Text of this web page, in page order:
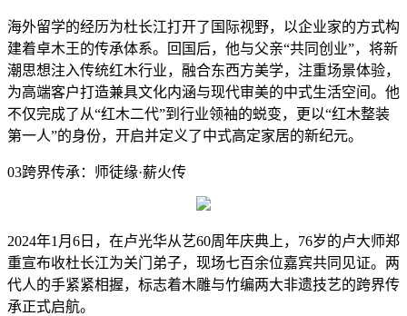
海外留学的经历为杜长江打开了国际视野，以企业家的方式构
建着卓木王的传承体系。回国后，他与父亲“共同创业”，将新
潮思想注入传统红木行业，融合东西方美学，注重场景体验，
为高端客户打造兼具文化内涵与现代审美的中式生活空间。他
不仅完成了从“红木二代”到行业领袖的蜕变，更以“红木整装
第一人”的身份，开启并定义了中式高定家居的新纪元。
03跨界传承：师徒缘·薪火传
2024年1月6日，在卢光华从艺60周年庆典上，76岁的卢大师郑
重宣布收杜长江为关门弟子，现场七百余位嘉宾共同见证。两
代人的手紧紧相握，标志着木雕与竹编两大非遗技艺的跨界传
承正式启航。